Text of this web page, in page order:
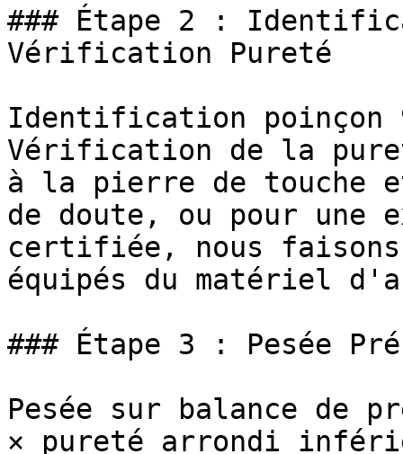
### Étape 2 :
Vérification Pureté
Identification poinçon
Vérification de la
à la pierre de touche
de doute, ou pour une
certifiée, nous
équipés du matériel
### Étape 3 : Pesée
Pesée sur balance de
× pureté arrondi